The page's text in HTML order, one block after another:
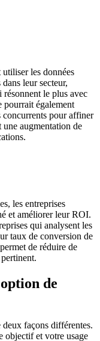
les données
leur secteur,
le plus avec
pourrait également
concurrents pour affiner
une augmentation de
les entreprises
et améliorer leur ROI.
qui analysent les
taux de conversion de
de réduire de
de
façons différentes.
objectif et votre usage